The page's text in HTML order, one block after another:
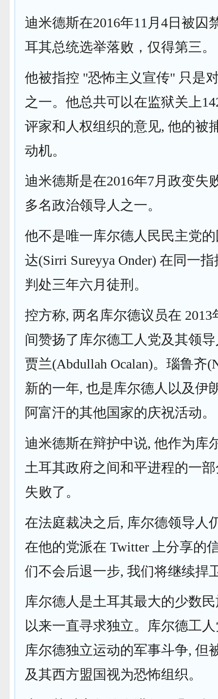
迪米德斯在2016年11月4日被囚
耳其总统选举落败，仅得第三。
他被指控 "恐怖主义宣传" 只是
之一。他总共可以在监狱关上
评家和人权组织的意见, 他的被
动机。
迪米德斯是在2016年7月政变失
多名政治领导人之一。
他不是唯一库尔德人民民主党
达(Sirri Sureyya Onder) 在同一
判处三年六月徒刑。
控方称, 两名库尔德议员在 2013
间赞扬了库尔德工人党及其领
贾兰(Abdullah Ocalan)。瑙鲁齐
新的一年, 也是库尔德人以及伊
阿富汗的其他国家的庆祝活动。
迪米德斯在辩护中说, 他作为库
土耳其政府之间和平进程的一部
失败了。
在法庭裁决之后, 库尔德领导人
在他的党派在 Twitter 上分享的
们不会后退一步, 我们将继续捍
库尔德人是土耳其最大的少数
以来一直寻求独立。库尔德工
库尔德独立运动的军事斗争, 但
及其西方盟国视为恐怖组织。